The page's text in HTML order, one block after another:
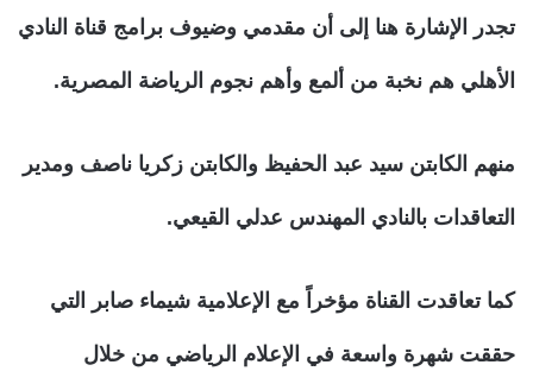
تجدر الإشارة هنا إلى أن مقدمي وضيوف برامج قناة النادي
الأهلي هم نخبة من ألمع وأهم نجوم الرياضة المصرية.
منهم الكابتن سيد عبد الحفيظ والكابتن زكريا ناصف ومدير
التعاقدات بالنادي المهندس عدلي القيعي.
كما تعاقدت القناة مؤخراً مع الإعلامية شيماء صابر التي
حققت شهرة واسعة في الإعلام الرياضي من خلال